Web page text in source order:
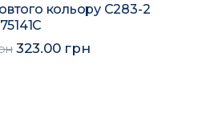
кольору С283-2
323.00 грн